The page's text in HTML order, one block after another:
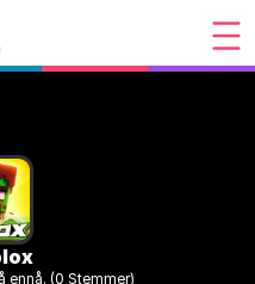
ennå. (0 Stemmer)